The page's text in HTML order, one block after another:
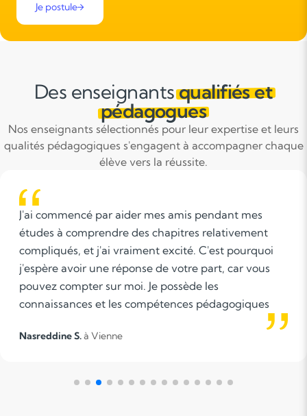
Je postule
Des enseignantsqualifiés et
pédagogues
Nos enseignants sélectionnés pour leur expertise et leurs
qualités pédagogiques s'engagent à accompagner chaque
élève vers la réussite.
L'accompagnement scolaire permet
montée en compétences des apprenants.
Charlie V.— Prof de MATHEMATIQUES à L'isle